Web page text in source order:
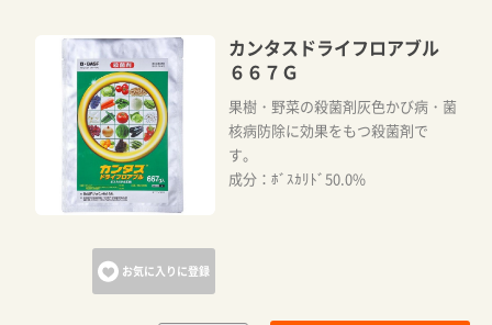
お気に入りに登録
カンタスドライフロアブル
６６７Ｇ
果樹・野菜の殺菌剤灰色かび病・菌
核病防除に効果をもつ殺菌剤で
す。
成分：ﾎﾞｽｶﾘﾄﾞ50.0%